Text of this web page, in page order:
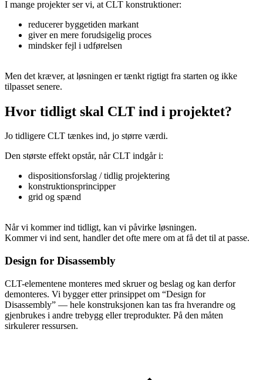
I mange projekter ser vi, at CLT konstruktioner:
reducerer byggetiden markant
giver en mere forudsigelig proces
mindsker fejl i udførelsen
Men det kræver, at løsningen er tænkt rigtigt fra starten og ikke
tilpasset senere.
Hvor tidligt skal CLT ind i projektet?
Jo tidligere CLT tænkes ind, jo større værdi.
Den største effekt opstår, når CLT indgår i:
dispositionsforslag / tidlig projektering
konstruktionsprincipper
grid og spænd
Når vi kommer ind tidligt, kan vi påvirke løsningen.
Kommer vi ind sent, handler det ofte mere om at få det til at passe.
Design for Disassembly
CLT-elementene monteres med skruer og beslag og kan derfor
demonteres. Vi bygger etter prinsippet om “Design for
Disassembly” — hele konstruksjonen kan tas fra hverandre og
gjenbrukes i andre trebygg eller treprodukter. På den måten
sirkulerer ressursen.